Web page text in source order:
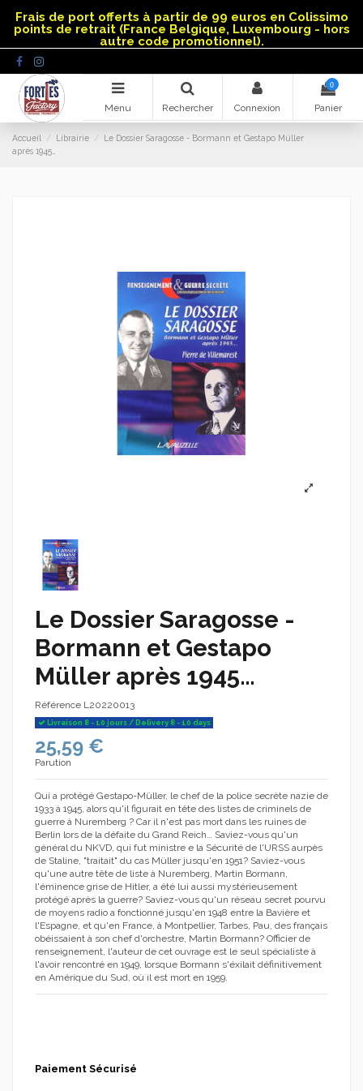
Frais de port offerts à partir de 99 euros en Colissimo
points de retrait (France Belgique, Luxembourg - hors
autre code promotionnel).
Menu Rechercher Connexion
0
Panier
Accueil Librairie
Le Dossier Saragosse - Bormann et Gestapo Müller
après 1945…
Le Dossier Saragosse -
Bormann et Gestapo
Müller après 1945…
Référence L20220013
Livraison 8 - 10 jours / Delivery 8 - 10 days
25,59 €
Parution
Qui a protégé Gestapo-Müller, le chef de la police secrète nazie de
1933 à 1945, alors qu'il figurait en tête des listes de criminels de
guerre à Nuremberg ? Car il n'est pas mort dans les ruines de
Berlin lors de la défaite du Grand Reich… Saviez-vous qu'un
général du NKVD, qui fut ministre e la Sécurité de l'URSS aurpès
de Staline, "traitait" du cas Müller jusqu'en 1951? Saviez-vous
qu'une autre tête de liste à Nuremberg, Martin Bormann,
l'éminence grise de Hitler, a été lui aussi mystérieusement
protégé après la guerre? Saviez-vous qu'un réseau secret pourvu
de moyens radio a fonctionné jusqu'en 1948 entre la Bavière et
l'Espagne, et qu'en France, à Montpellier, Tarbes, Pau, des français
obéissaient à son chef d'orchestre, Martin Bormann? Officier de
renseignement, l'auteur de cet ouvrage est le seul spécialiste à
l'avoir rencontré en 1949, lorsque Bormann s'éxilait définitivement
en Amérique du Sud, où il est mort en 1959.
Paiement Sécurisé